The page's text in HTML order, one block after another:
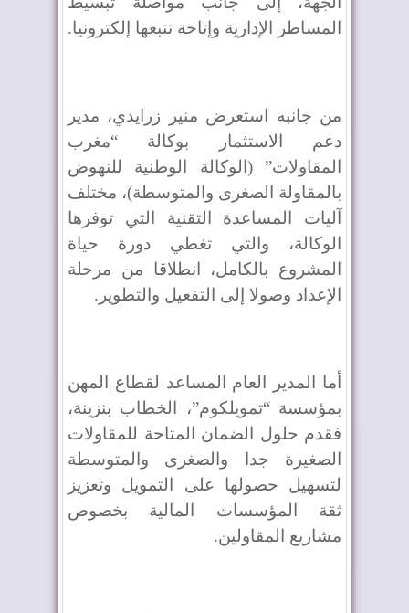
المساطر الإدارية وإتاحة تتبعها إلكترونيا.
من جانبه استعرض منير زرايدي، مدير
دعم الاستثمار بوكالة “مغرب
المقاولات” (الوكالة الوطنية للنهوض
بالمقاولة الصغرى والمتوسطة)، مختلف
آليات المساعدة التقنية التي توفرها
الوكالة، والتي تغطي دورة حياة
المشروع بالكامل، انطلاقا من مرحلة
الإعداد وصولا إلى التفعيل والتطوير.
أما المدير العام المساعد لقطاع المهن
بمؤسسة “تمويلكوم”، الخطاب بنزينة،
فقدم حلول الضمان المتاحة للمقاولات
الصغيرة جدا والصغرى والمتوسطة
لتسهيل حصولها على التمويل وتعزيز
ثقة المؤسسات المالية بخصوص
مشاريع المقاولين.